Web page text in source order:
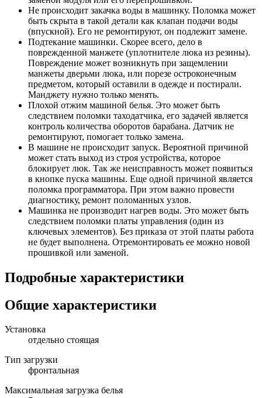
Не происходит закачка воды в машинку. Поломка может
быть скрыта в такой детали как клапан подачи воды
(впускной). Его не ремонтируют, он подлежит замене.
Подтекание машинки. Скорее всего, дело в
поврежденной манжете (уплотнителе люка из резины).
Повреждение может возникнуть при защемлении
манжеты дверьми люка, или порезе остроконечным
предметом, который оставили в одежде и постирали.
Манджету нужно только менять.
Плохой отжим машиной белья. Это может быть
следствием поломки таходатчика, его задачей является
контроль количества оборотов барабана. Датчик не
ремонтируют, помогает только замена.
В машине не происходит запуск. Вероятной причиной
может стать выход из строя устройства, которое
блокирует люк. Так же неисправность может появиться
в кнопке пуска машины. Еще одной причиной является
поломка программатора. При этом важно провести
диагностику, ремонт поломанных узлов.
Машинка не производит нагрев воды. Это может быть
следствием поломки платы управления (один из
ключевых элементов). Без приказа от этой платы работа
не будет выполнена. Отремонтировать ее можно новой
прошивкой или заменой.
Подробные характеристики
Общие характеристики
Установка
отдельно стоящая
Тип загрузки
фронтальная
Максимальная загрузка белья